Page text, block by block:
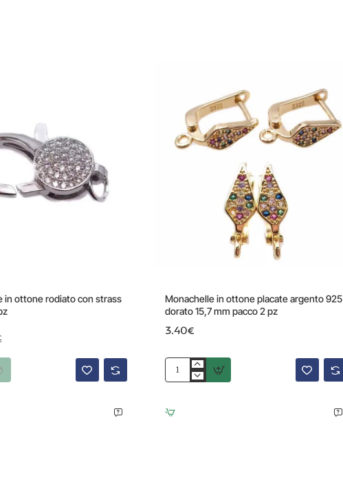
in ottone rodiato con strass
Monachelle in ottone placate argento 925
dorato 15,7 mm pacco 2 pz
3.40€
Monachelle
in
placate
argento